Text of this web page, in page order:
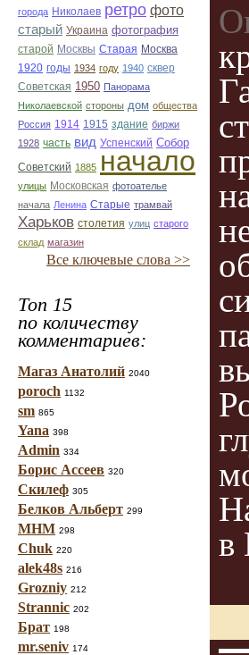
города Николаев ретро фото
старый Украина фотография
старой Москвы Старая Москва
1920 годы 1934 году 1940 сквер
Советская 1950 Панорама
Николаевской стороны дом общества
Россия 1914 1915 здание биржи
1928 часть вид Успенский Собор
Советский 1885 начало
улицы Московская фотоателье
начала Ленина Старые трамвай
Харьков столетия улиц старого
склад магазин
Все ключевые слова >>
Топ 15
по количеству
комментариев:
Магаз Анатолий 2040
poroch 1132
sm 865
Yana 398
Admin 334
Борис Ассеев 320
Скилеф 305
Белков Альберт 299
МНМ 298
Chuk 220
alek48s 216
Grozniy 212
Strannic 202
Брат 198
mr.seniv 174
в